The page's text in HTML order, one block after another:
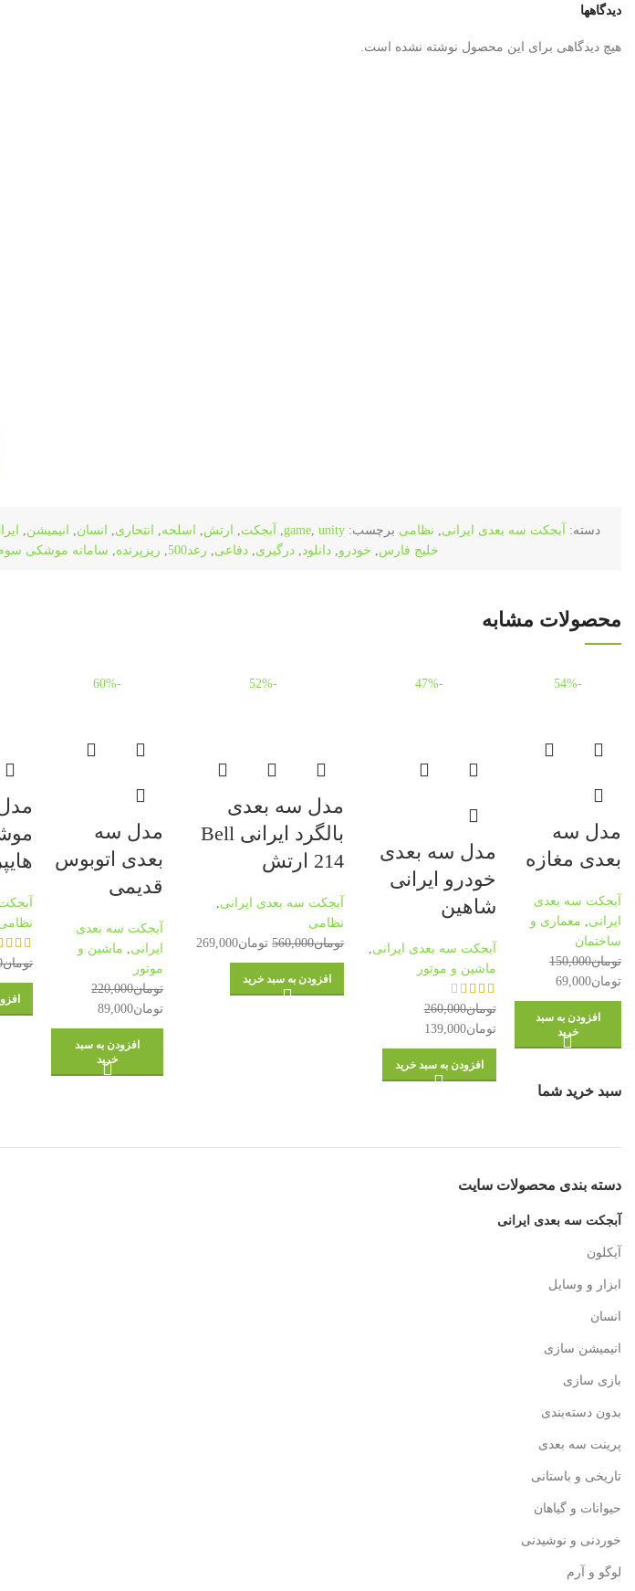
دیدگاهها
هیچ دیدگاهی برای این محصول نوشته نشده است.
دسته: آبجکت سه بعدی ایرانی نظامی برچسب: game, unity آبجکت ارتش اسلحه انتحاری انسان انیمیشن
خلیج فارس
خودرو دانلود درگیری دفاعی رعد500 ریزپرنده سامانه موشکی سوم
محصولات مشابه
-54%
مدل سه
بعدی مغازه
آبجکت سه بعدی
ایرانی
معماری و
ساختمان
تومان150,000
تومان69,000
افزودن به سبد
خرید
-47%
مدل سه بعدی
خودرو ایرانی
شاهین
آبجکت سه بعدی ایرانی
ماشین و موتور
تومان260,000
تومان139,000
افزودن به سبد خرید
-52%
مدل سه بعدی
بالگرد ایرانی Bell
214 ارتش
آبجکت سه بعدی ایرانی
نظامی
تومان560,000 تومان269,000
افزودن به سبد خرید
-60%
مدل سه
بعدی اتوبوس
قدیمی
آبجکت سه بعدی
ایرانی
ماشین و
موتور
تومان220,000
تومان89,000
افزودن به سبد
خرید
تومان
سبد خرید شما
دسته‌ بندی محصولات سایت
آبجکت سه بعدی ایرانی
آیکلون
ابزار و وسایل
انسان
انیمیشن سازی
بازی سازی
بدون دسته‌بندی
پرینت سه بعدی
تاریخی و باستانی
حیوانات و گیاهان
خوردنی و نوشیدنی
لوگو و آرم